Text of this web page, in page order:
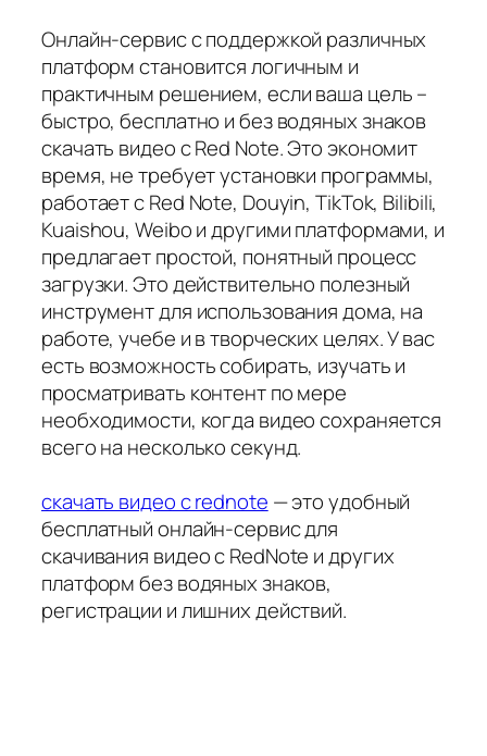
Онлайн-сервис с поддержкой различных
платформ становится логичным и
практичным решением, если ваша цель –
быстро, бесплатно и без водяных знаков
скачать видео с Red Note. Это экономит
время, не требует установки программы,
работает с Red Note, Douyin, TikTok, Bilibili,
Kuaishou, Weibo и другими платформами, и
предлагает простой, понятный процесс
загрузки. Это действительно полезный
инструмент для использования дома, на
работе, учебе и в творческих целях. У вас
есть возможность собирать, изучать и
просматривать контент по мере
необходимости, когда видео сохраняется
всего на несколько секунд.
скачать видео с rednote — это удобный
бесплатный онлайн-сервис для
скачивания видео с RedNote и других
платформ без водяных знаков,
регистрации и лишних действий.